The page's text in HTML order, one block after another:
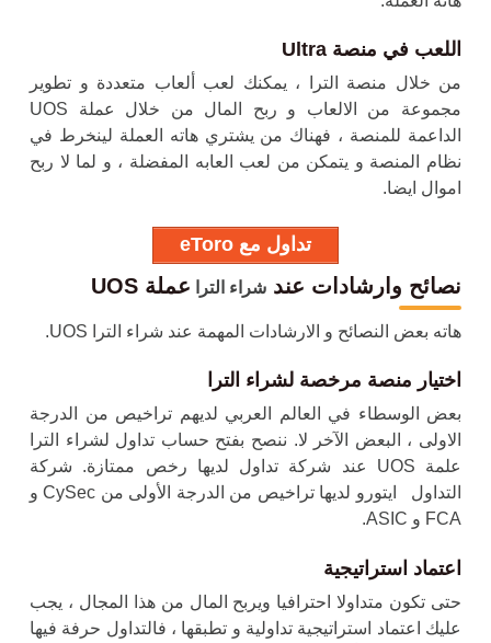
اللعب في منصة Ultra
من خلال منصة الترا ، يمكنك لعب ألعاب متعددة و تطوير
مجموعة من الالعاب و ربح المال من خلال عملة UOS
الداعمة للمنصة ، فهناك من يشتري هاته العملة لينخرط في
نظام المنصة و يتمكن من لعب العابه المفضلة ، و لما لا ربح
اموال ايضا.
تداول مع eToro
نصائح وارشادات عند شراء الترا عملة UOS
هاته بعض النصائح و الارشادات المهمة عند شراء الترا UOS.
اختيار منصة مرخصة لشراء الترا
بعض الوسطاء في العالم العربي لديهم تراخيص من الدرجة
الاولى ، البعض الآخر لا. ننصح بفتح حساب تداول لشراء الترا
علمة UOS عند شركة تداول لديها رخص ممتازة. شركة
التداول ايتورو لديها تراخيص من الدرجة الأولى من CySec و
FCA و ASIC.
اعتماد استراتيجية
حتى تكون متداولا احترافيا ويربح المال من هذا المجال ، يجب
عليك اعتماد استراتيجية تداولية و تطبقها ، فالتداول حرفة فيها